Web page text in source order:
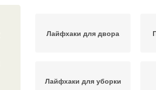
Лайфхаки для двора
Лайфхаки для уборки